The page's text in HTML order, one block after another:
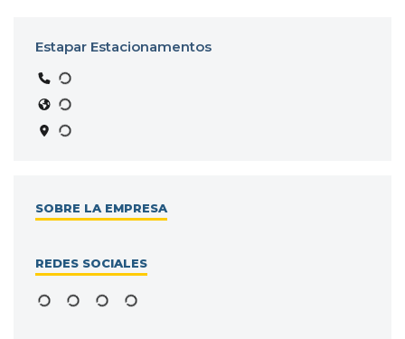
Estapar Estacionamentos
SOBRE LA EMPRESA
REDES SOCIALES